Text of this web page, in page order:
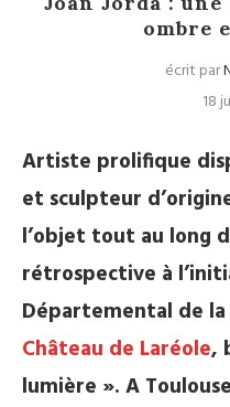
ombre
écrit par
18
Artiste prolifique
et sculpteur
l’objet tout au long
rétrospective à
Départemental de
Château de Laréole,
lumière ». A